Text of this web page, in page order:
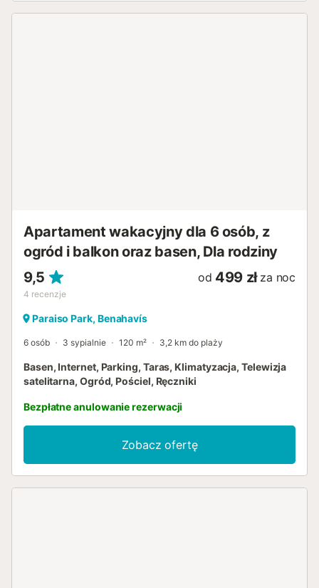
Apartament wakacyjny dla 6 osób, z
ogród i balkon oraz basen, Dla rodziny
9,5
4 recenzje
od 499 zł za noc
Paraiso Park, Benahavís
6 osób 3 sypialnie 120 m² 3,2 km do plaży
Basen, Internet, Parking, Taras, Klimatyzacja, Telewizja
satelitarna, Ogród, Pościel, Ręczniki
Bezpłatne anulowanie rezerwacji
Zobacz ofertę